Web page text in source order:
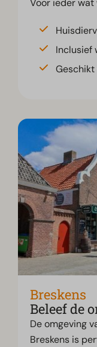
Voor ieder wat
Inclusief
Geschikt
Breskens
Beleef de
De omgeving
Breskens is